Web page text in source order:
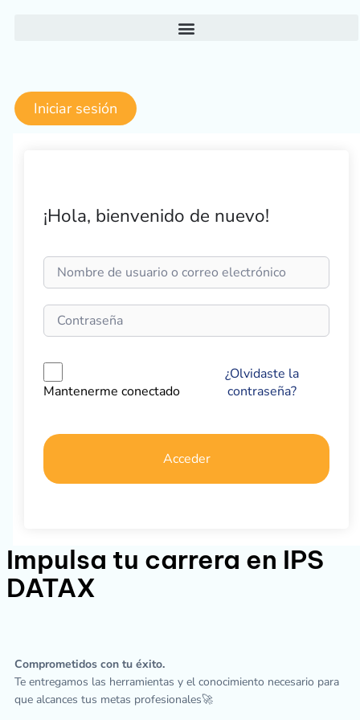
Iniciar sesión
¡Hola, bienvenido de nuevo!
Mantenerme conectado
¿Olvidaste la
contraseña?
Acceder
Impulsa tu carrera en IPS
DATAX
Comprometidos con tu éxito.
Te entregamos las herramientas y el conocimiento necesario para
que alcances tus metas profesionales🚀